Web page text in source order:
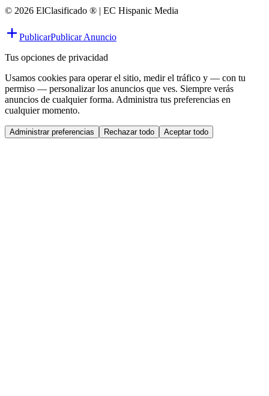
© 2026 ElClasificado ® | EC Hispanic Media
PublicarPublicar Anuncio
Tus opciones de privacidad
Usamos cookies para operar el sitio, medir el tráfico y — con tu
permiso — personalizar los anuncios que ves. Siempre verás
anuncios de cualquier forma. Administra tus preferencias en
cualquier momento.
Administrar preferencias Rechazar todo Aceptar todo